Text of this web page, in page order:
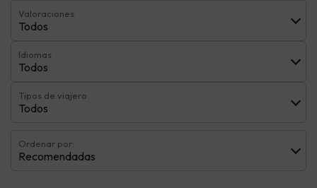
Valoraciones
Todos
Idiomas
Todos
Tipos de viajero
Todos
Ordenar por:
Recomendadas